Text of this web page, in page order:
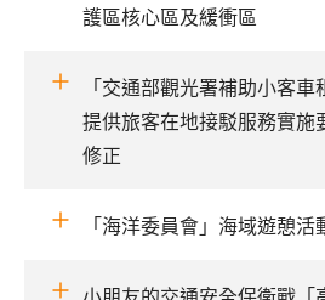
護區核心區及緩衝區
「交通部觀光署補助小客
提供旅客在地接駁服務實施
修正
「海洋委員會」海域遊憩